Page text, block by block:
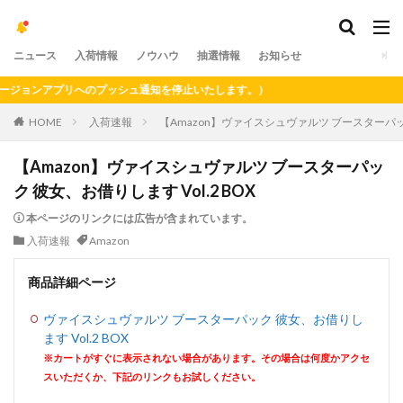
ニュース 入荷情報 ノウハウ 抽選情報 お知らせ
アプリへのプッシュ通知を停止いたします。）
HOME 入荷速報 【Amazon】ヴァイスシュヴァルツ ブースターパ
【Amazon】ヴァイスシュヴァルツ ブースターパッ
ク 彼女、お借りします Vol.2 BOX
本ページのリンクには広告が含まれています。
入荷速報
Amazon
商品詳細ページ
ヴァイスシュヴァルツ ブースターパック 彼女、お借りし
ます Vol.2 BOX
※カートがすぐに表示されない場合があります。その場合は何度かアクセ
スいただくか、下記のリンクもお試しください。